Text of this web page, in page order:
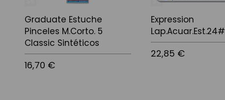
Graduate Estuche
Pinceles M.Corto. 5
Classic Sintéticos
16,70 €
Expression
Lap.Acuar.Est.24#
22,85 €